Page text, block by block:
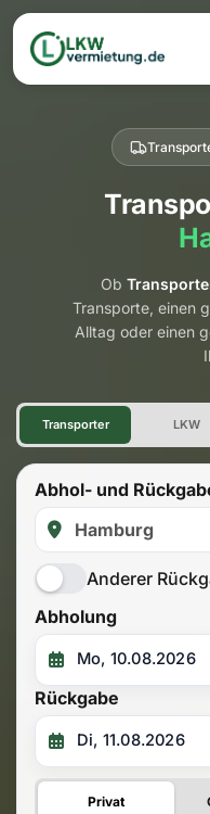
Ob
Transporte, einen
Alltag oder einen
Transporter
Transporter LKW
Abhol- und
Anderer
Abholung
Rückgabe
Privat